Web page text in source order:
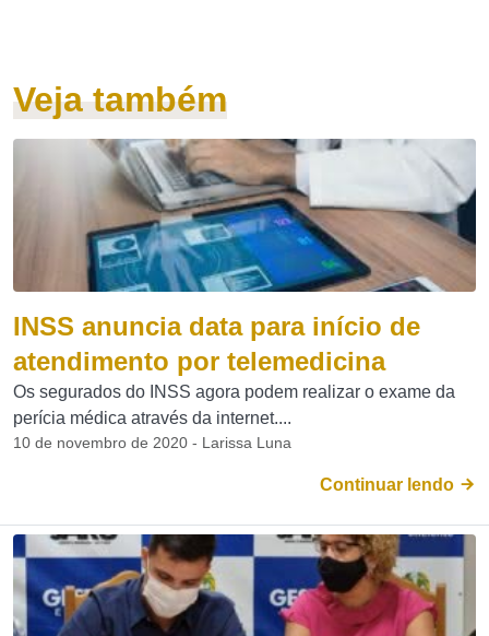
Veja também
INSS anuncia data para início de
atendimento por telemedicina
Os segurados do INSS agora podem realizar o exame da
perícia médica através da internet....
10 de novembro de 2020 - Larissa Luna
Continuar lendo